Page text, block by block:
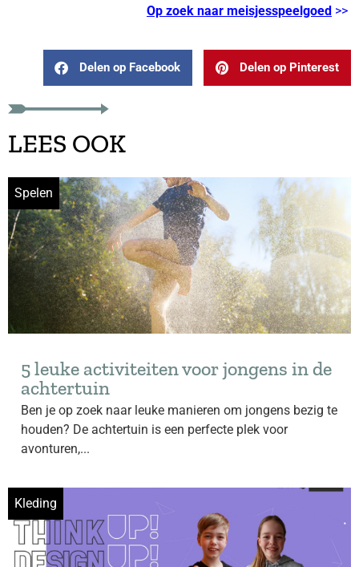
Op zoek naar meisjesspeelgoed >>
Delen op Facebook Delen op Pinterest
LEES OOK
Spelen
5 leuke activiteiten voor jongens in de
achtertuin
Ben je op zoek naar leuke manieren om jongens bezig te
houden? De achtertuin is een perfecte plek voor
avonturen,...
Kleding